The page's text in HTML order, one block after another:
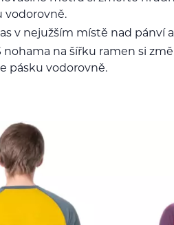
vodorovně.
v nejužším místě nad pánví
nohama na šířku ramen si
pásku vodorovně.